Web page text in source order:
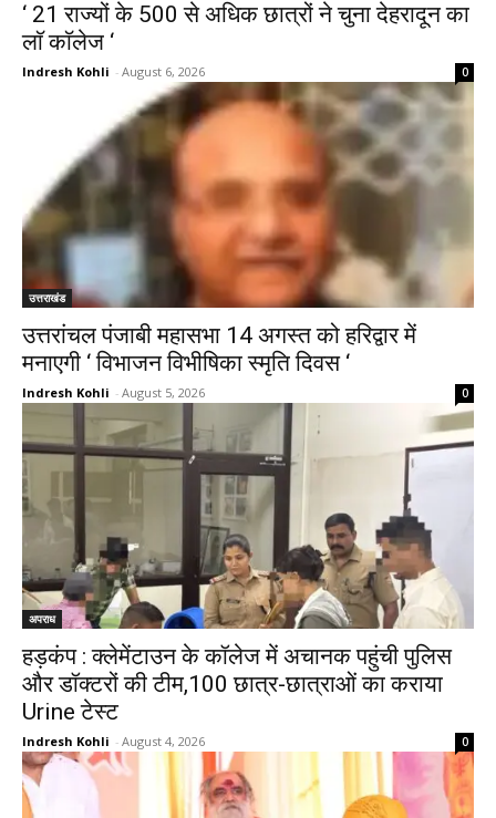
‘ 21 राज्यों के 500 से अधिक छात्रों ने चुना देहरादून का
लाॅ काॅलेज ‘
Indresh Kohli - August 6, 2026 0
उत्तराखंड
उत्तरांचल पंजाबी महासभा 14 अगस्त को हरिद्वार में
मनाएगी ‘ विभाजन विभीषिका स्मृति दिवस ‘
Indresh Kohli - August 5, 2026 0
अपराध
हड़कंप : क्लेमेंटाउन के कॉलेज में अचानक पहुंची पुलिस
और डॉक्टरों की टीम,100 छात्र-छात्राओं का कराया
Urine टेस्ट
Indresh Kohli - August 4, 2026 0